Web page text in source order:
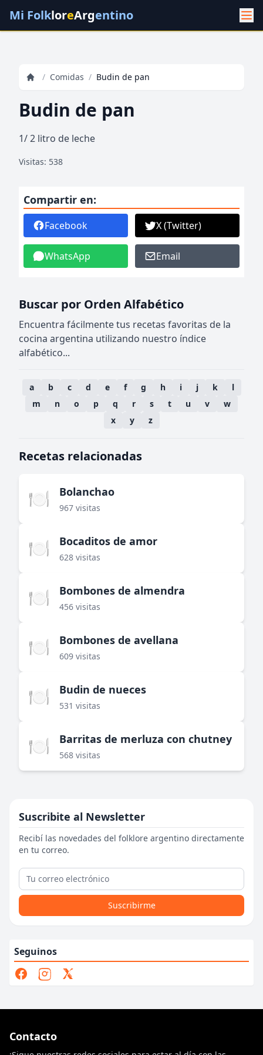
Mi FolkloreArgentino
/ Comidas / Budin de pan
Budin de pan
1/ 2 litro de leche
Visitas: 538
Compartir en:
Facebook X (Twitter)
WhatsApp Email
Buscar por Orden Alfabético
Encuentra fácilmente tus recetas favoritas de la
cocina argentina utilizando nuestro índice
alfabético...
a b c d e f g h i j k
l
m
n o p q r s t u v
w
x
y z
Recetas relacionadas
🍽️ Bolanchao
967 visitas
🍽️ Bocaditos de amor
628 visitas
🍽️ Bombones de almendra
456 visitas
🍽️ Bombones de avellana
609 visitas
🍽️ Budin de nueces
531 visitas
🍽️ Barritas de merluza con chutney
568 visitas
Suscribite al Newsletter
Recibí las novedades del folklore argentino directamente
en tu correo.
Suscribirme
Seguinos
Contacto